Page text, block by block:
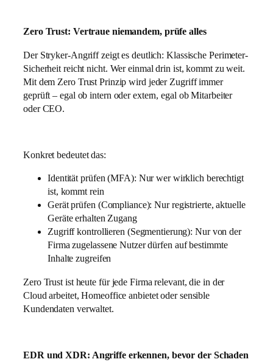
Zero Trust: Vertraue niemandem, prüfe alles
Der Stryker-Angriff zeigt es deutlich: Klassische Perimeter-
Sicherheit reicht nicht. Wer einmal drin ist, kommt zu weit.
Mit dem Zero Trust Prinzip wird jeder Zugriff immer
geprüft – egal ob intern oder extern, egal ob Mitarbeiter
oder CEO.
Konkret bedeutet das:
Identität prüfen (MFA): Nur wer wirklich berechtigt
ist, kommt rein
Gerät prüfen (Compliance): Nur registrierte, aktuelle
Geräte erhalten Zugang
Zugriff kontrollieren (Segmentierung): Nur von der
Firma zugelassene Nutzer dürfen auf bestimmte
Inhalte zugreifen
Zero Trust ist heute für jede Firma relevant, die in der
Cloud arbeitet, Homeoffice anbietet oder sensible
Kundendaten verwaltet.
EDR und XDR: Angriffe erkennen, bevor der Schaden